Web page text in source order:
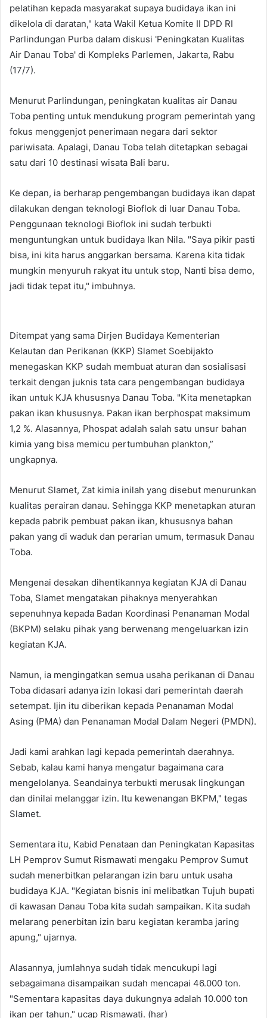
pelatihan kepada masyarakat supaya budidaya ikan ini
dikelola di daratan," kata Wakil Ketua Komite II DPD RI
Parlindungan Purba dalam diskusi 'Peningkatan Kualitas
Air Danau Toba' di Kompleks Parlemen, Jakarta, Rabu
(17/7).
Menurut Parlindungan, peningkatan kualitas air Danau
Toba penting untuk mendukung program pemerintah yang
fokus menggenjot penerimaan negara dari sektor
pariwisata. Apalagi, Danau Toba telah ditetapkan sebagai
satu dari 10 destinasi wisata Bali baru.
Ke depan, ia berharap pengembangan budidaya ikan dapat
dilakukan dengan teknologi Bioflok di luar Danau Toba.
Penggunaan teknologi Bioflok ini sudah terbukti
menguntungkan untuk budidaya Ikan Nila. "Saya pikir pasti
bisa, ini kita harus anggarkan bersama. Karena kita tidak
mungkin menyuruh rakyat itu untuk stop, Nanti bisa demo,
jadi tidak tepat itu," imbuhnya.
Ditempat yang sama Dirjen Budidaya Kementerian
Kelautan dan Perikanan (KKP) Slamet Soebijakto
menegaskan KKP sudah membuat aturan dan sosialisasi
terkait dengan juknis tata cara pengembangan budidaya
ikan untuk KJA khususnya Danau Toba. "Kita menetapkan
pakan ikan khususnya. Pakan ikan berphospat maksimum
1,2 %. Alasannya, Phospat adalah salah satu unsur bahan
kimia yang bisa memicu pertumbuhan plankton,”
ungkapnya.
Menurut Slamet, Zat kimia inilah yang disebut menurunkan
kualitas perairan danau. Sehingga KKP menetapkan aturan
kepada pabrik pembuat pakan ikan, khususnya bahan
pakan yang di waduk dan perarian umum, termasuk Danau
Toba.
Mengenai desakan dihentikannya kegiatan KJA di Danau
Toba, Slamet mengatakan pihaknya menyerahkan
sepenuhnya kepada Badan Koordinasi Penanaman Modal
(BKPM) selaku pihak yang berwenang mengeluarkan izin
kegiatan KJA.
Namun, ia mengingatkan semua usaha perikanan di Danau
Toba didasari adanya izin lokasi dari pemerintah daerah
setempat. Ijin itu diberikan kepada Penanaman Modal
Asing (PMA) dan Penanaman Modal Dalam Negeri (PMDN).
Jadi kami arahkan lagi kepada pemerintah daerahnya.
Sebab, kalau kami hanya mengatur bagaimana cara
mengelolanya. Seandainya terbukti merusak lingkungan
dan dinilai melanggar izin. Itu kewenangan BKPM," tegas
Slamet.
Sementara itu, Kabid Penataan dan Peningkatan Kapasitas
LH Pemprov Sumut Rismawati mengaku Pemprov Sumut
sudah menerbitkan pelarangan izin baru untuk usaha
budidaya KJA. "Kegiatan bisnis ini melibatkan Tujuh bupati
di kawasan Danau Toba kita sudah sampaikan. Kita sudah
melarang penerbitan izin baru kegiatan keramba jaring
apung," ujarnya.
Alasannya, jumlahnya sudah tidak mencukupi lagi
sebagaimana disampaikan sudah mencapai 46.000 ton.
"Sementara kapasitas daya dukungnya adalah 10.000 ton
ikan per tahun," ucap Rismawati. (har)